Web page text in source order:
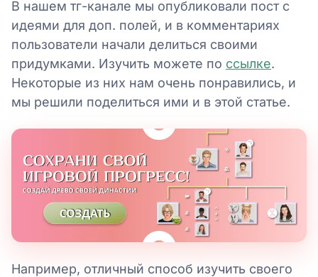
В нашем тг-канале мы опубликовали пост с
идеями для доп. полей, и в комментариях
пользователи начали делиться своими
придумками. Изучить можете по ссылке.
Некоторые из них нам очень понравились, и
мы решили поделиться ими и в этой статье.
Например, отличный способ изучить своего